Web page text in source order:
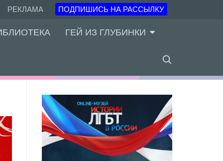
РЕКЛАМА ПОДПИШИСЬ НА РАССЫЛКУ
ГЕЙ ИЗ ГЛУБИНКИ